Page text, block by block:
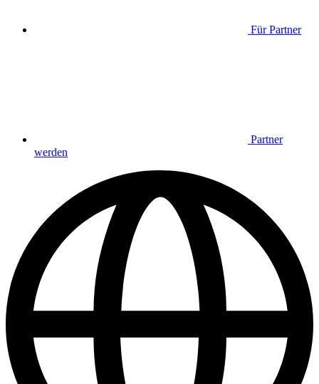
Für Partner
Partner
werden